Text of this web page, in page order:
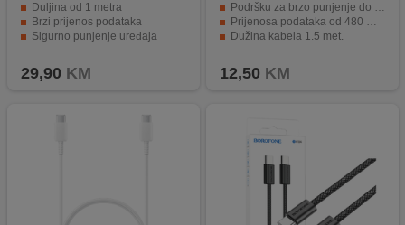
Duljina od 1 metra
Brzi prijenos podataka
Sigurno punjenje uređaja
29,90 KM
Podršku za brzo punjenje do 60W (PD 3.0 i QC 4.0)
Prijenosa podataka od 480 Mbps
Dužina kabela 1.5 met.
12,50 KM